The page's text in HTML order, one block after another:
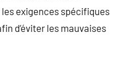
exigences spécifiques
d’éviter les mauvaises